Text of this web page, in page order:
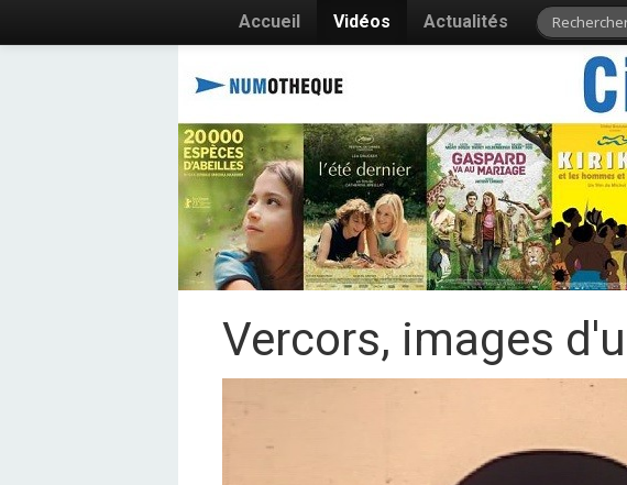
Accueil Vidéos Actualités
Vercors, images